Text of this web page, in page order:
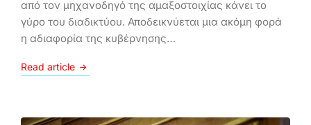
από τον μηχανοδηγό της αμαξοστοιχίας κάνει το
γύρο του διαδικτύου. Αποδεικνύεται μια ακόμη φορά
η αδιαφορία της κυβέρνησης…
Read article